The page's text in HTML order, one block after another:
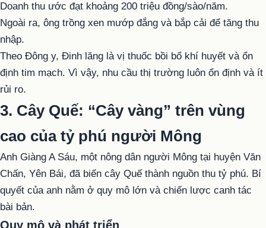
Doanh thu ước đạt khoảng 200 triệu đồng/sào/năm.
Ngoài ra, ông trồng xen mướp đắng và bắp cải để tăng thu
nhập.
Theo Đông y, Đinh lăng là vị thuốc bồi bổ khí huyết và ổn
định tim mạch. Vì vậy, nhu cầu thị trường luôn ổn định và ít
rủi ro.
3. Cây Quế: “Cây vàng” trên vùng
cao của tỷ phú người Mông
Anh Giàng A Sáu, một nông dân người Mông tại huyện Văn
Chấn, Yên Bái, đã biến cây Quế thành nguồn thu tỷ phú. Bí
quyết của anh nằm ở quy mô lớn và chiến lược canh tác
bài bản.
Quy mô và phát triển